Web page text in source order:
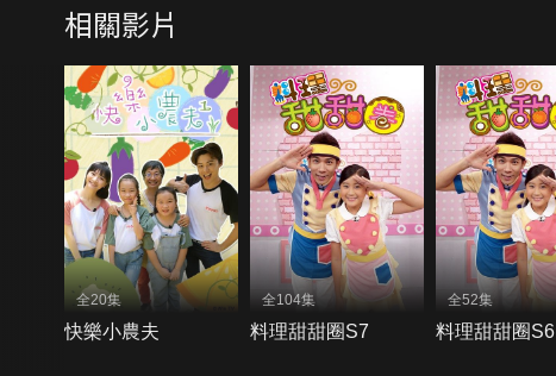
相關影片
全20集
快樂小農夫
全104集
料理甜甜圈S7
全52集
料理甜甜圈S6